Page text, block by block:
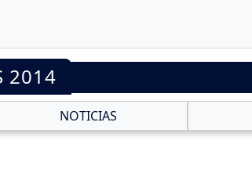
2014
NOTICIAS